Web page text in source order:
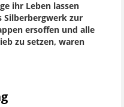
ihr Leben lassen
Silberbergwerk zur
ersoffen und alle
zu setzen, waren